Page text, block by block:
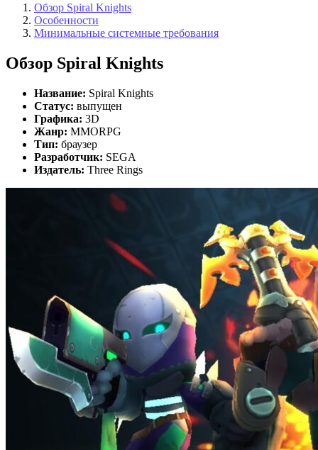
Обзор Spiral Knights
Особенности
Минимальные системные требования
Обзор Spiral Knights
Название: Spiral Knights
Статус: выпущен
Графика: 3D
Жанр: MMORPG
Тип: браузер
Разработчик: SEGA
Издатель: Three Rings